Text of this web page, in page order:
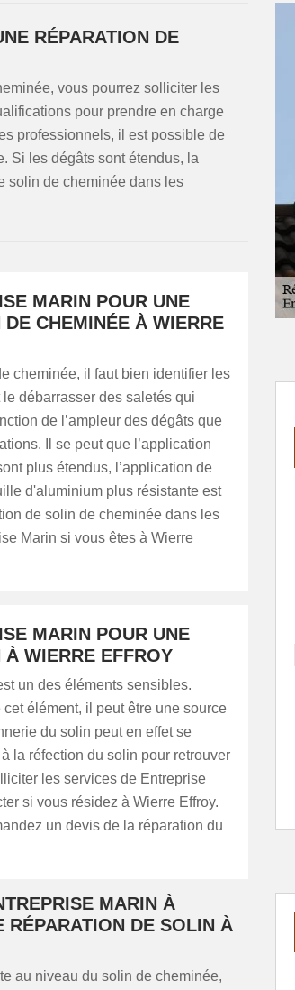
RÉPARATION DE
vous pourrez solliciter les
pour prendre en charge
professionnels, il est possible de
Si les dégâts sont étendus, la
solin de cheminée dans les
MARIN POUR UNE
CHEMINÉE À WIERRE
cheminée, il faut bien identifier les
débarrasser des saletés qui
de l’ampleur des dégâts que
Il se peut que l’application
plus étendus, l’application de
d'aluminium plus résistante est
de solin de cheminée dans les
Marin si vous êtes à Wierre
MARIN POUR UNE
WIERRE EFFROY
un des éléments sensibles.
élément, il peut être une source
du solin peut en effet se
la réfection du solin pour retrouver
les services de Entreprise
si vous résidez à Wierre Effroy.
un devis de la réparation du
MARIN À
RÉPARATION DE SOLIN À
au niveau du solin de cheminée,